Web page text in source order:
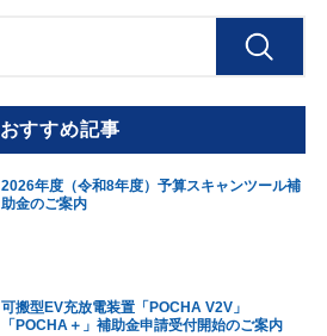
おすすめ記事
2026年度（令和8年度）予算スキャンツール補
助金のご案内
可搬型EV充放電装置「POCHA V2V」
「POCHA＋」補助金申請受付開始のご案内